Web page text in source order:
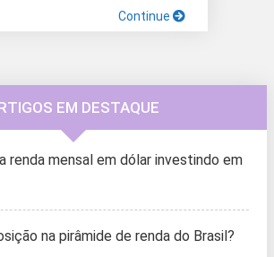
Continue
EM DESTAQUE
renda mensal em dólar investindo em
na pirâmide de renda do Brasil?